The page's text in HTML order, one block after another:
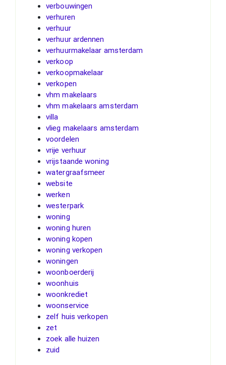
verbouwingen
verhuren
verhuur
verhuur ardennen
verhuurmakelaar amsterdam
verkoop
verkoopmakelaar
verkopen
vhm makelaars
vhm makelaars amsterdam
villa
vlieg makelaars amsterdam
voordelen
vrije verhuur
vrijstaande woning
watergraafsmeer
website
werken
westerpark
woning
woning huren
woning kopen
woning verkopen
woningen
woonboerderij
woonhuis
woonkrediet
woonservice
zelf huis verkopen
zet
zoek alle huizen
zuid